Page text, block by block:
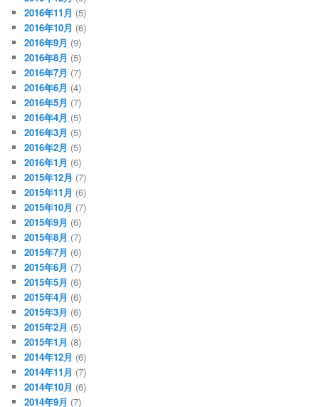
2016年11月 (5)
2016年10月 (6)
2016年9月 (9)
2016年8月 (5)
2016年7月 (7)
2016年6月 (4)
2016年5月 (7)
2016年4月 (5)
2016年3月 (5)
2016年2月 (5)
2016年1月 (6)
2015年12月 (7)
2015年11月 (6)
2015年10月 (7)
2015年9月 (6)
2015年8月 (7)
2015年7月 (6)
2015年6月 (7)
2015年5月 (6)
2015年4月 (6)
2015年3月 (6)
2015年2月 (5)
2015年1月 (8)
2014年12月 (6)
2014年11月 (7)
2014年10月 (6)
2014年9月 (7)